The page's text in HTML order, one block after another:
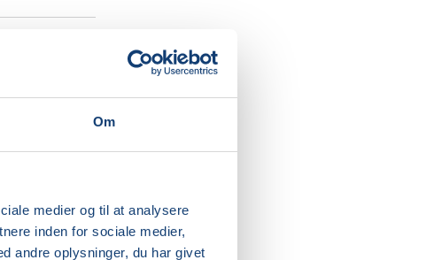
Om
medier og til at analysere
inden for sociale medier,
andre oplysninger, du har givet
til
af
dig